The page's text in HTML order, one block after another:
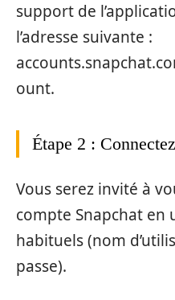
support de
l’adresse suivante :
ount.
Étape 2 :
Vous serez invité à
compte Snapchat
habituels (nom
passe).